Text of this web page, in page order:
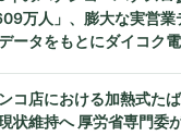
万人」、膨大な実営
ータをもとにダイコク
コ店における加熱式た
状維持へ 厚労省専門委